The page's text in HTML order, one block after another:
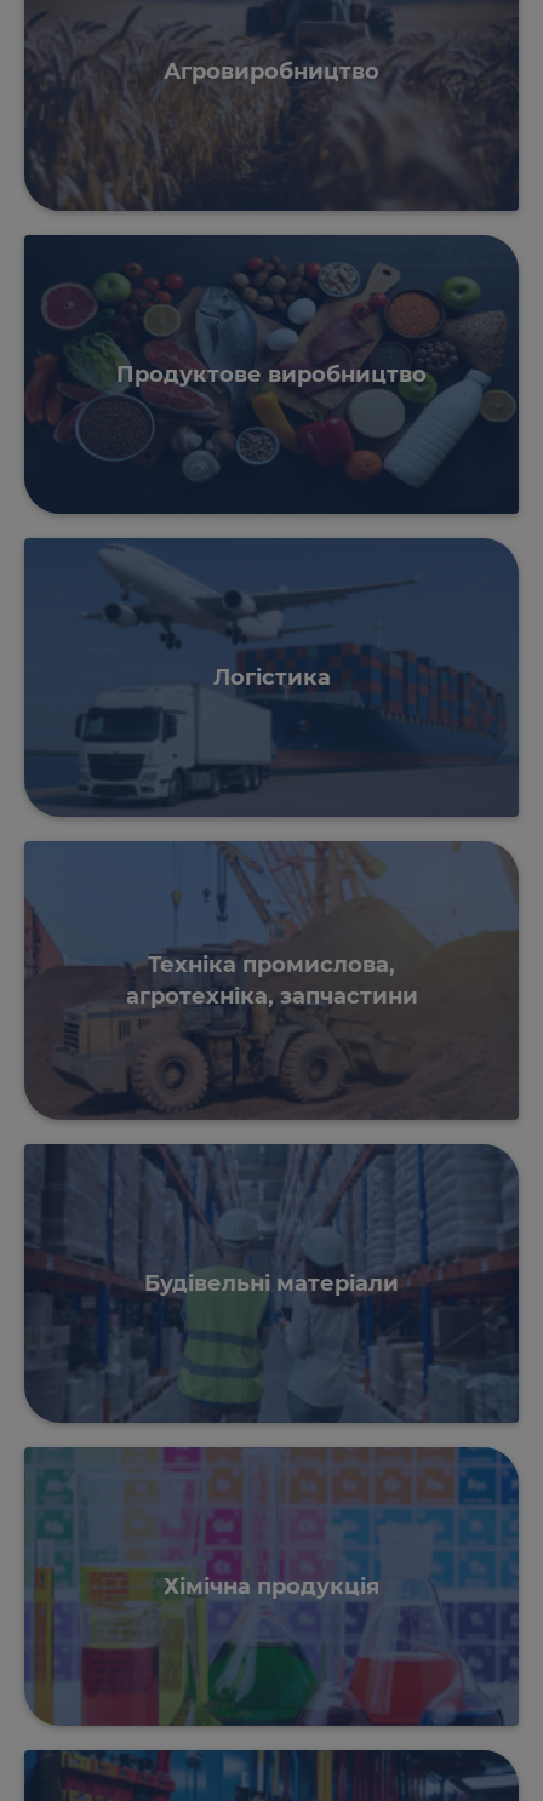
Агровиробництво
Продуктове виробництво
Логістика
Техніка промислова,
агротехніка, запчастини
Будівельні матеріали
Хімічна продукція